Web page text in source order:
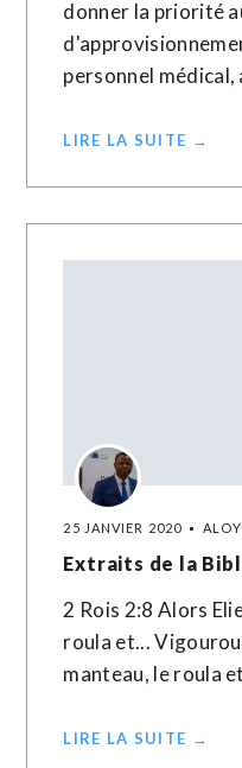
donner la priorité
personnel
LIRE LA SUITE →
25 JANVIER 2020
Extraits de la
2 Rois 2:8 Alors
roula et...
manteau, le roula
LIRE LA SUITE →